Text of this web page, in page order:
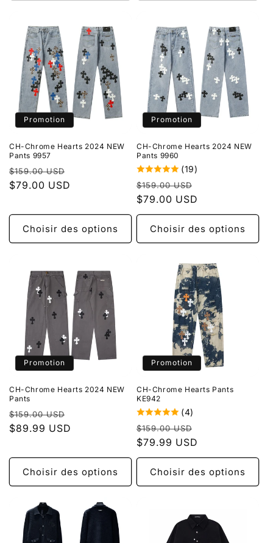
Promotion
CH-Chrome Hearts 2024 NEW
Pants 9957
Prix
habituel
$159.00 USD
promotionnel
$79.00 USD
Choisir des options
Promotion
CH-Chrome Hearts 2024 NEW
Pants 9960
(19)
Prix
habituel
$159.00 USD
$79.00 USD
Choisir des options
Promotion
CH-Chrome Hearts 2024 NEW
Pants
Prix
habituel
$159.00 USD
promotionnel
$89.99 USD
Choisir des options
Promotion
CH-Chrome Hearts Pants
KE942
(4)
Prix
habituel
$159.00 USD
$79.99 USD
Choisir des options